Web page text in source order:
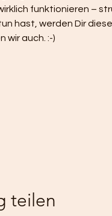
funktionieren –
hast, werden Dir
wir auch. :-)
teilen